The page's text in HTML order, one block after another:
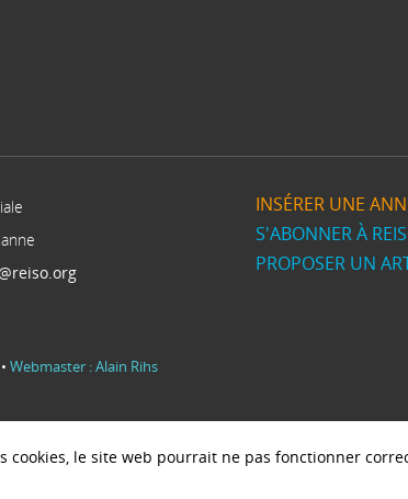
INSÉRER UNE
S'ABONNER À
PROPOSER UN
• Webmaster : Alain Rihs
le site web pourrait ne pas fonctionner